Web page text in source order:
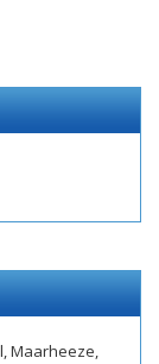
Maarheeze,